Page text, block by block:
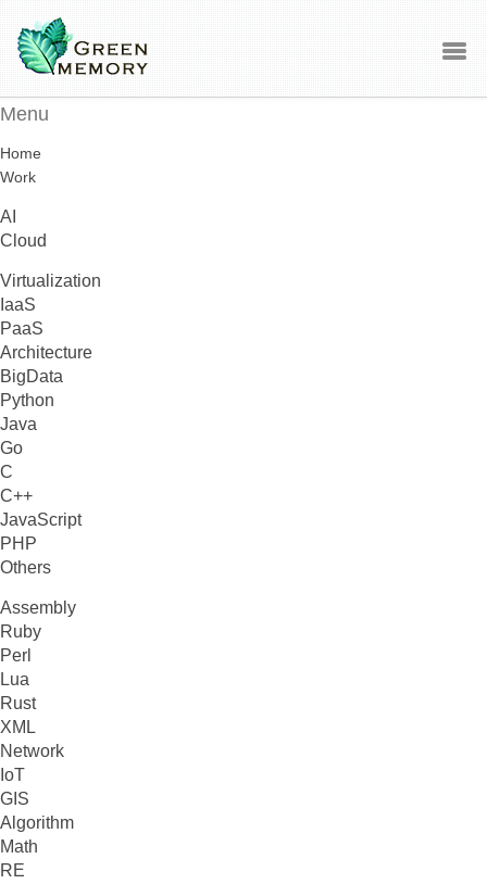
Menu
Home
Work
AI
Cloud
Virtualization
IaaS
PaaS
Architecture
BigData
Python
Java
Go
C
C++
JavaScript
PHP
Others
Assembly
Ruby
Perl
Lua
Rust
XML
Network
IoT
GIS
Algorithm
Math
RE